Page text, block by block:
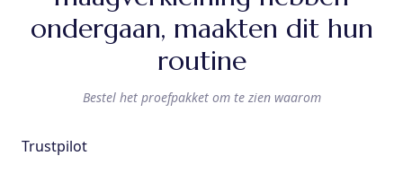
ondergaan, maakten dit hun
routine
Bestel het proefpakket om te zien waarom
Trustpilot